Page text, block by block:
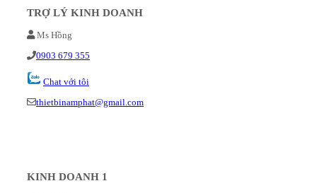
TRỢ LÝ KINH DOANH
Ms Hồng
0903 679 355
Chat với tôi
thietbinamphat@gmail.com
KINH DOANH 1